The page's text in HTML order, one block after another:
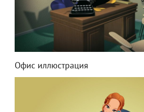
Офис иллюстрация